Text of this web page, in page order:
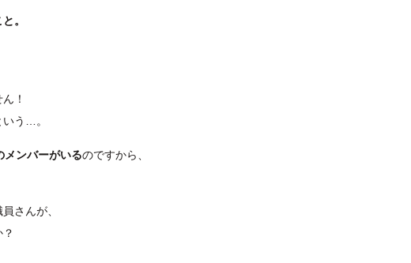
。
！
う…。
ンバーがいるのですから、
さんが、